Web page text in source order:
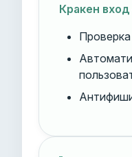
Кракен вход